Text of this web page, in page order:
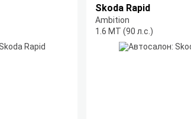
Skoda Rapid
Ambition
1.6 MT (90 л.с.)